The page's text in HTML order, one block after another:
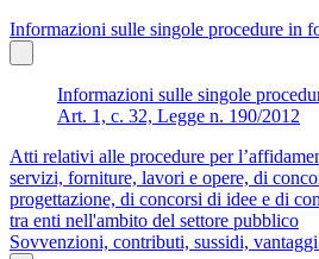
Informazioni sulle singole procedure in
Informazioni sulle singole
Art. 1, c. 32, Legge n. 190/2012
Atti relativi alle procedure per
servizi, forniture, lavori e opere, di
progettazione, di concorsi di idee e di
tra enti nell'ambito del settore pubblico
Sovvenzioni, contributi, sussidi,